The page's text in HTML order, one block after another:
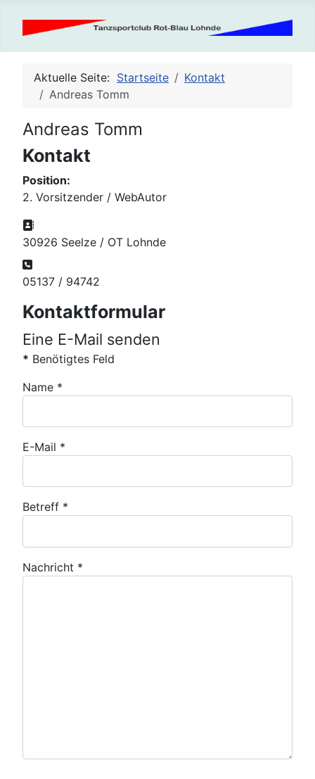
Aktuelle Seite: Startseite
Kontakt
Andreas Tomm
Andreas Tomm
Kontakt
Position:
2. Vorsitzender / WebAutor
Adresse:
30926 Seelze / OT Lohnde
Telefon:
05137 / 94742
Kontaktformular
Eine E-Mail senden
* Benötigtes Feld
Name *
E-Mail *
Betreff *
Nachricht *